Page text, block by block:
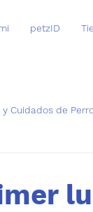
petzID
y Cuidados de